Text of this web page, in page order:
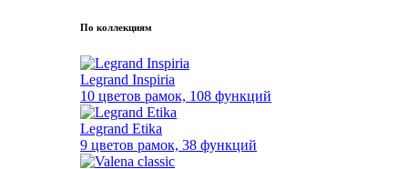
По коллекциям
Legrand Inspiria
10 цветов рамок, 108 функций
Legrand Etika
9 цветов рамок, 38 функций